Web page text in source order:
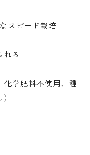
スピード栽培
れる
学肥料不使用、種